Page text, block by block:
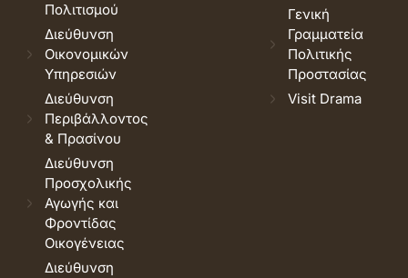
Πολιτισμού
Διεύθυνση
Οικονομικών
Υπηρεσιών
Διεύθυνση
Περιβάλλοντος
& Πρασίνου
Διεύθυνση
Προσχολικής
Αγωγής και
Φροντίδας
Οικογένειας
Διεύθυνση
Γενική
Γραμματεία
Πολιτικής
Προστασίας
Visit Drama